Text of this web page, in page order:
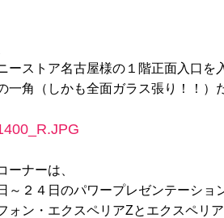
ーストア名古屋様の１階正面入口を
一角（しかも全面ガラス張り！！）
ーナーは、
～２４日のパワープレゼンテーショ
ォン・エクスペリアZと エクスペリ